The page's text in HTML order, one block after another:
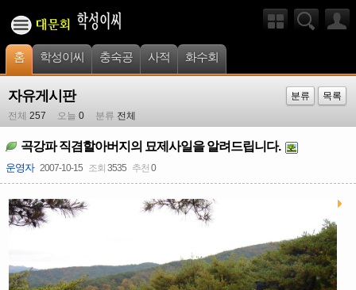
홈 학성이씨 충숙공 사적 화수회
자유게시판 분류
목록
전체 257 오늘 0 분류 전체
곡강파 직겸할아버지의 묘제사일을 알려드립니다.
운영자 2007-10-15 조회 3535 추천 0